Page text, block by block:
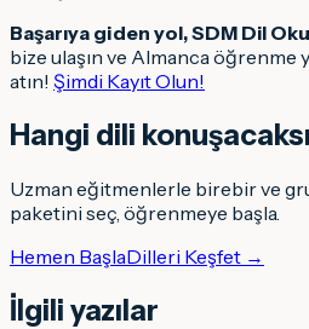
Başarıya giden yol, SDM Dil
bize ulaşın ve Almanca öğrenme
atın! Şimdi Kayıt Olun!
Hangi dili
Uzman eğitmenlerle birebir ve
paketini seç, öğrenmeye başla.
Hemen BaşlaDilleri Keşfet →
İlgili yazılar